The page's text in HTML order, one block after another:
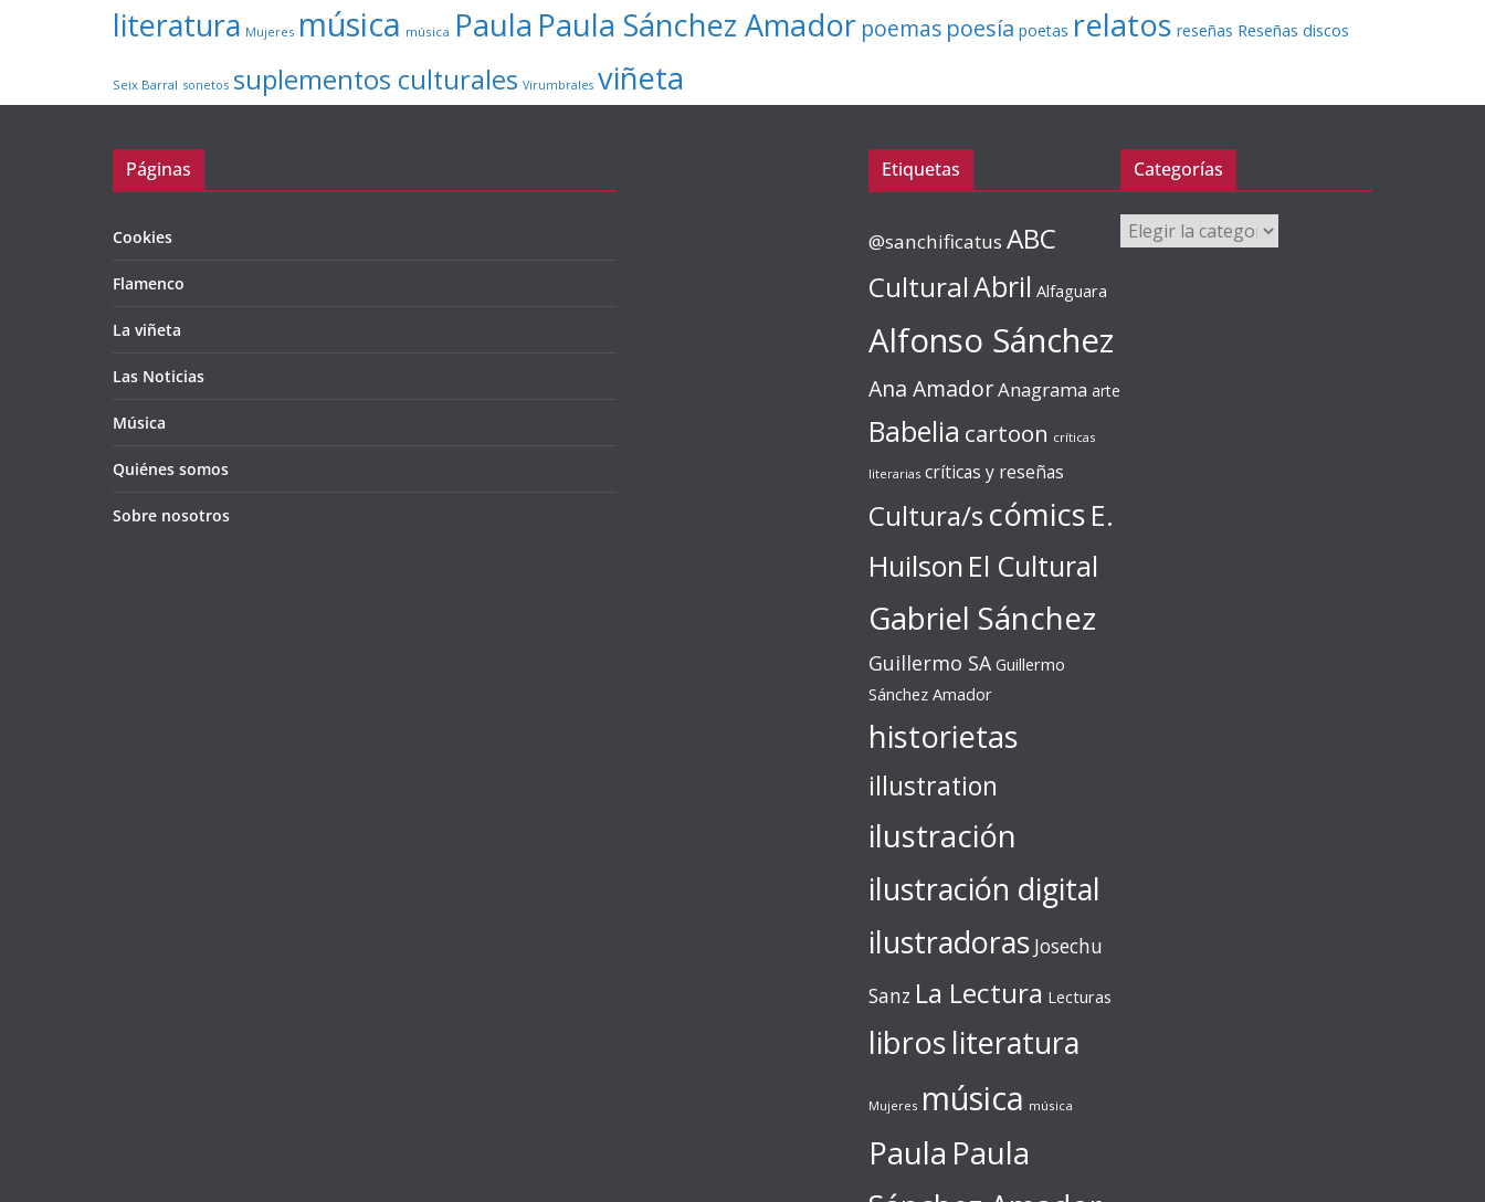
literatura Mujeres música música Paula Paula Sánchez Amador poemas poesía poetas relatos reseñas Reseñas discos
Seix Barral sonetos suplementos culturales Virumbrales viñeta
Páginas
Cookies
Flamenco
La viñeta
Las Noticias
Música
Quiénes somos
Sobre nosotros
Etiquetas
@sanchificatus ABC
CulturalAbril Alfaguara
Alfonso Sánchez
Ana AmadorAnagrama arte
Babelia cartoon críticas
literarias críticas y reseñas
Cultura/s cómics E.
Huilson El Cultural
Gabriel Sánchez
Guillermo SA Guillermo
Sánchez Amador
historietas
illustration
ilustración
ilustración digital
ilustradoras Josechu
Sanz La Lectura Lecturas
librosliteratura
Mujeres música música
Paula Paula
Categorías
Categorías